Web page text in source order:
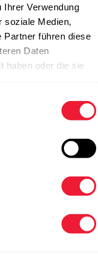
Ihrer Verwendung
soziale Medien,
Partner führen diese
Daten
haben oder die sie